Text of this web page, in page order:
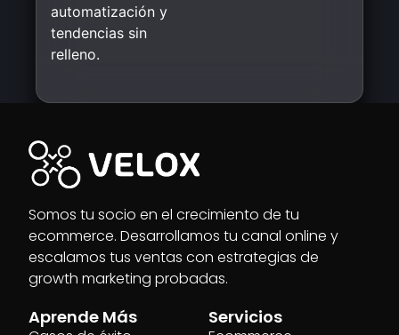
automatización y
tendencias sin
relleno.
Somos tu socio en el crecimiento de tu
ecommerce. Desarrollamos tu canal online y
escalamos tus ventas con estrategias de
growth marketing probadas.
Aprende Más Servicios